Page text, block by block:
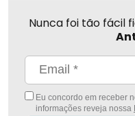
Nunca foi tão fácil
Eu concordo em receber
informações reveja nossa